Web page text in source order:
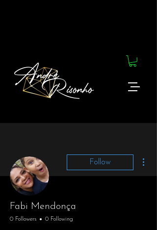
Follow
Fabi Mendonça
0 Followers 0 Following